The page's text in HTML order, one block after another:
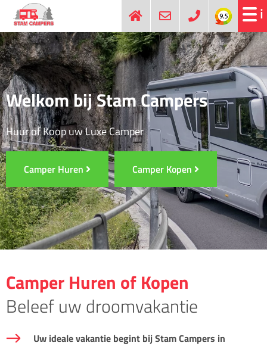
Welkom bij Stam Campers
Huur of Koop uw Luxe Camper
Camper Huren Camper Kopen
Camper Huren of Kopen
Beleef uw droomvakantie
Uw ideale vakantie begint bij Stam Campers in